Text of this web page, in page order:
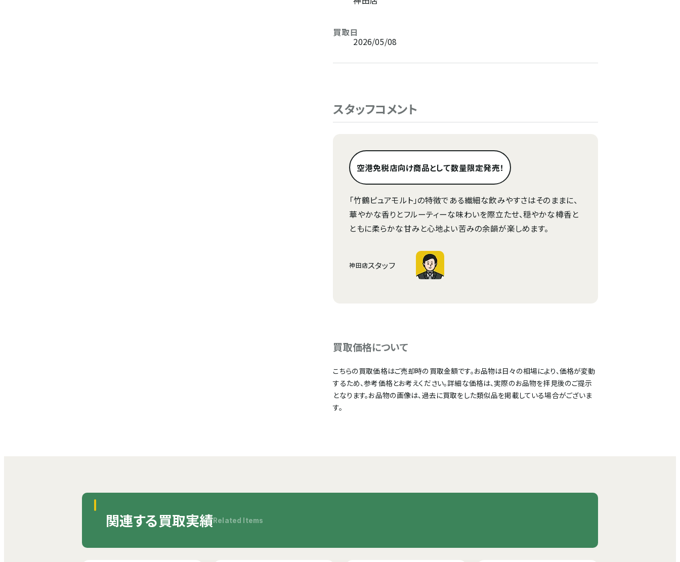
買取日
2026/05/08
スタッフコメント
空港免税店向け商品として数量限定発売！
「竹鶴ピュアモルト」の特徴である繊細な飲みやすさはそのままに、
華やかな香りとフルーティーな味わいを際立たせ、穏やかな樽香と
ともに柔らかな甘みと心地よい苦みの余韻が楽しめます。
神田店スタッフ
買取価格について
こちらの買取価格はご売却時の買取金額です。お品物は日々の相場により、価格が変動
するため、参考価格とお考えください。詳細な価格は、実際のお品物を拝見後のご提示
となります。お品物の画像は、過去に買取をした類似品を掲載している場合がございま
す。
関連する買取実績Related Items